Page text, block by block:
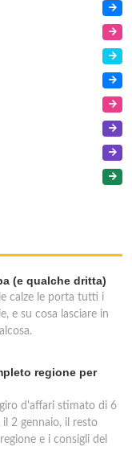
(e qualche dritta)
calze le porta tutti i
e su cosa lasciare in
regione per
d'affari stimato di 6
il 2 gennaio, il resto
e i consigli del